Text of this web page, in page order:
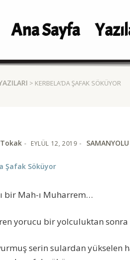
Ana Sayfa
> KERBELA’DA ŞAFAK SÖKÜYOR
EYLÜL 12, 2019
Şafak Söküyor
bir Mah-ı Muharrem…
yorucu bir yolculuktan sonra
vurmuş serin sulardan